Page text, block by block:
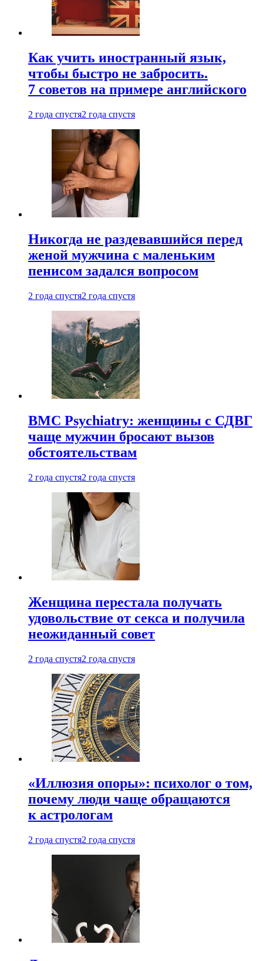
Как учить иностранный язык,
чтобы быстро не забросить.
7 советов на примере английского
2 года спустя2 года спустя
Никогда не раздевавшийся перед
женой мужчина с маленьким
пенисом задался вопросом
2 года спустя2 года спустя
BMC Psychiatry: женщины с СДВГ
чаще мужчин бросают вызов
обстоятельствам
2 года спустя2 года спустя
Женщина перестала получать
удовольствие от секса и получила
неожиданный совет
2 года спустя2 года спустя
«Иллюзия опоры»: психолог о том,
почему люди чаще обращаются
к астрологам
2 года спустя2 года спустя